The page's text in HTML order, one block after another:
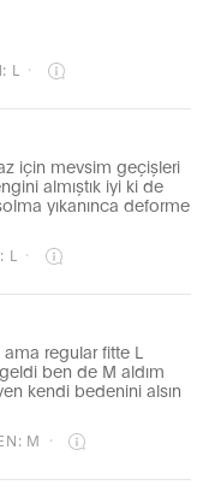
L ·
için mevsim geçişleri
almıştık iyi ki de
yıkanınca deforme
L ·
regular fitte L
ben de M aldım
kendi bedenini alsın
M ·